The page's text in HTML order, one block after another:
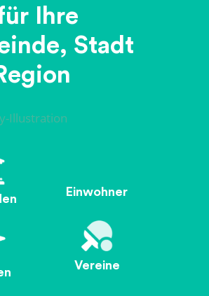
Ihre
Stadt
Einwohner
Vereine